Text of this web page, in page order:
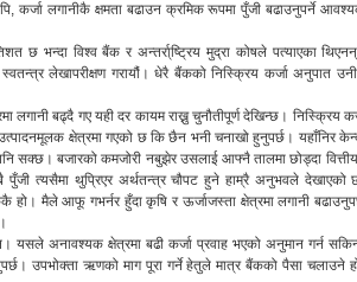
कर्जा लगानीकै क्षमता बढाउन क्रमिक रूपमा पुँजी बढाउनुपर्ने
छ भन्दा विश्व बैंक र अन्तर्रा्ष्ट्रिय मुद्रा कोषले पत्याएका
लेखापरीक्षण गरायौं। धेरै बैंकको निस्क्रिय कर्जा अनुपात
बढ्दै गए यही दर कायम राख्नु चुनौतीपूर्ण देखिन्छ। निस्क्रिय
क्षेत्रमा गएको छ कि छैन भनी चनाखो हुनुपर्छ। यहाँनिर
सक्छ। बजारको कमजोरी नबुझेर उसलाई आफ्नै तालमा छोड्दा
त्यसैमा थुप्रिएर अर्थतन्त्र चौपट हुने हाम्रै अनुभवले
हो। मैले आफू गभर्नर हुँदा कृषि र ऊर्जाजस्ता क्षेत्रमा लगानी
यसले अनावश्यक क्षेत्रमा बढी कर्जा प्रवाह भएको अनुमान गर्न
उपभोक्ता ऋणको माग पूरा गर्ने हेतुले मात्र बैंकको पैसा चलाउने